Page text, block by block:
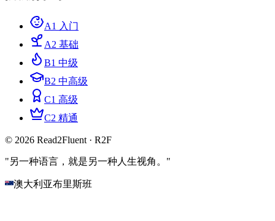
A1 入门
A2 基础
B1 中级
B2 中高级
C1 高级
C2 精通
© 2026 Read2Fluent · R2F
"另一种语言，就是另一种人生视角。"
澳大利亚布里斯班